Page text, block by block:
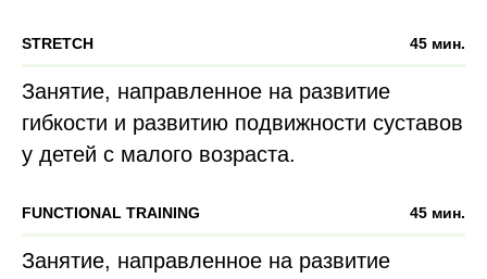
STRETCH 45 мин.
Занятие, направленное на развитие
гибкости и развитию подвижности суставов
у детей с малого возраста.
FUNCTIONAL TRAINING 45 мин.
Занятие, направленное на развитие